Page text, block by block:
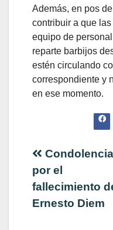
Además, en pos
contribuir a que
equipo de
reparte barbijos
estén circulando
correspondiente y
en ese momento.
de
por el
fallecimiento
Ernesto Diem